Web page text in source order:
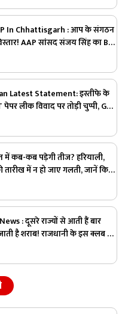
In Chhattisgarh : आप के संगठन
AAP सांसद संजय सिंह का BJP
पर चल रही राज्य सरकार
Latest Statement: इस्तीफे के
पेपर लीक विवाद पर तोड़ी चुप्पी, Gen
कब-कब पड़ेगी तीज? हरियाली,
में न हो जाए गलती, जानें किस
: दूसरे राज्यों से आती हैं बार
है शराब! राजधानी के इस क्लब का
हड़कंप